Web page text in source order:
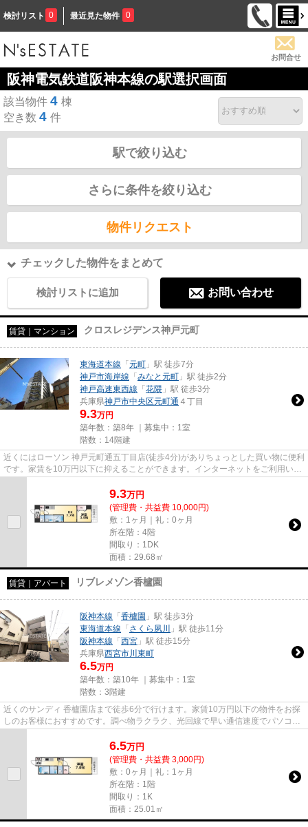
検討リスト 0 最近見た物件 0
お問合せ
阪神電気鉄道阪神本線の駅選択画面
該当物件 4 棟
空き数 4 件
駅で絞り込む
さらに条件を絞り込む
物件リクエスト
チェックした物件をまとめて
検討リストに追加 お問い合わせ
賃貸｜マンション クロスレジデンス神戸元町
東海道本線 「 元町 」駅 徒歩7分
神戸市海岸線 「 みなと元町 」駅 徒歩2分
神戸高速東西線 「 花隈 」駅 徒歩3分
兵庫県神戸市中央区元町通 ４丁目
9.3万円
築年数：築8年 ｜募集中： 1室
階数：14階建
近くにはローソン 神戸元町通五丁目店(徒歩4分)がありちょっとした買い物に便利
です。家賃を10万円以下に抑えることができます。インターネットをご利用いた
9.3万円
(管理費・共益費 10,000円)
敷：1ヶ月｜礼：0ヶ月
所在階：4階
間取り：1DK
面積：29.68㎡
賃貸｜アパート リブレメゾン香櫨園
阪神本線 「 香櫨園 」駅 徒歩3分
東海道本線 「 さくら夙川
」駅 徒歩11分
阪神本線 「 西宮 」駅 徒歩15分
兵庫県西宮市川東町
6.5万円
築年数：築10年 ｜募集中： 1室
階数：3階建
近くのサンディ 香櫨園店まで徒歩6分で行けます。家賃10万円以下の物件をお探
しのお客様におすすめです。調べ物ラクラク、光回線で早い通信速度でパソコン
6.5万円
(管理費・共益費 3,000円)
敷：0ヶ月｜礼：1ヶ月
所在階：1階
間取り：1K
面積：25.01㎡